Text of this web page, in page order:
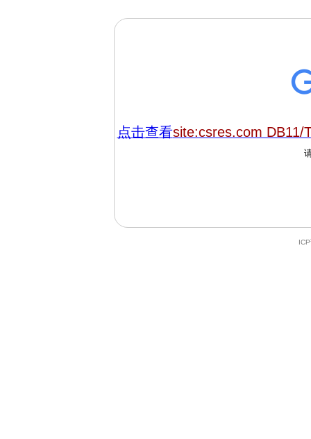
点击查看site:csres.com DB11/